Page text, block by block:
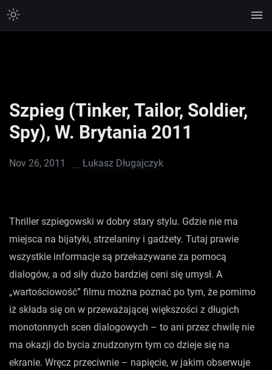
Szpieg (Tinker, Tailor, Soldier,
Spy), W. Brytania 2011
Nov 26, 2011 Łukasz Długajczyk
Thriller szpiegowski w dobry stary stylu. Gdzie nie ma
miejsca na bijatyki, strzelaniny i gadżety. Tutaj prawie
wszystkie informacje są przekazywane za pomocą
dialogów, a od siły dużo bardziej ceni się umysł. A
„wartościowość” filmu można poznać po tym, że pomimo
iż składa się on w przeważającej większości z długich
monotonnych scen dialogowych – to ani przez chwilę nie
ma okazji do bycia znudzonym tym co dzieje się na
ekranie. Wręcz przeciwnie – napięcie, w jakim obserwuje